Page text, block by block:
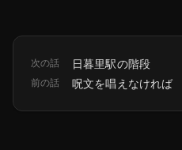
次の話 日暮里駅の階段
前の話 呪文を唱えなければ